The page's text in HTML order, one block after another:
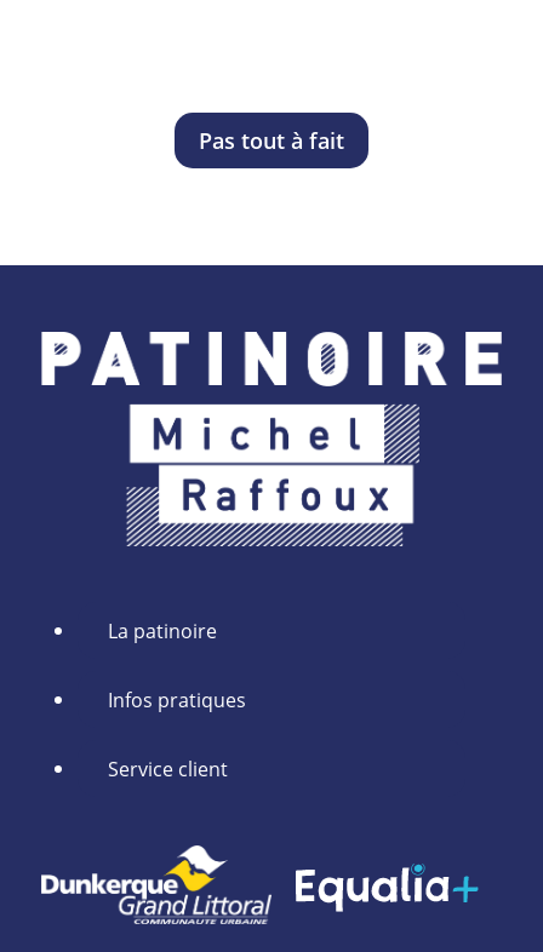
Pas tout à fait
La patinoire
Infos pratiques
Service client